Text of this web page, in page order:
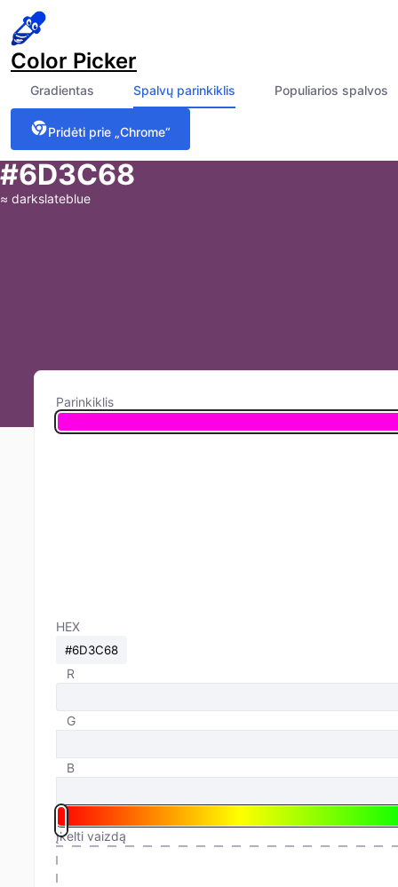
Color Picker
Gradientas Spalvų parinkiklis Populiarios spalvos
Pridėti prie „Chrome“
#6D3C68
≈ darkslateblue
Parinkiklis
HEX
R
G
B
Įkelti vaizdą